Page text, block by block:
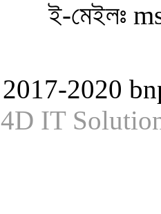
ই-মেইলঃ
2020
4D IT